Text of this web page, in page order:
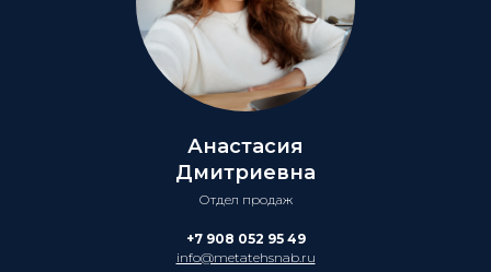
Анастасия
Дмитриевна
Отдел продаж
+7 908 052 95 49
info@metatehsnab.ru